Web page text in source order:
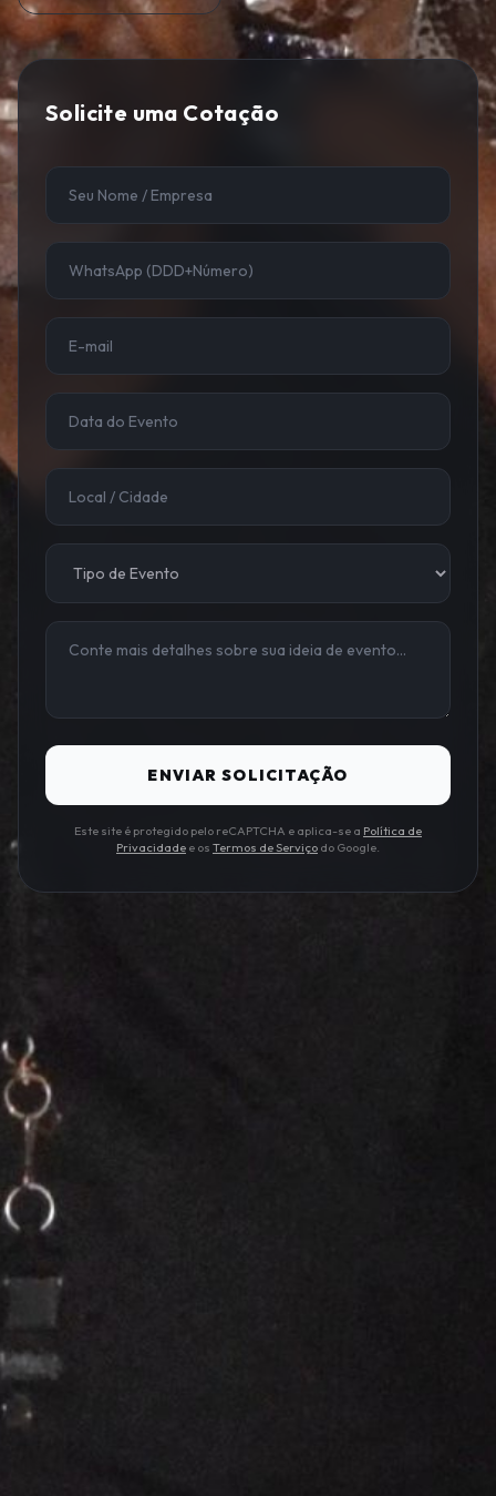
Solicite uma Cotação
ENVIAR SOLICITAÇÃO
Este site é protegido pelo reCAPTCHA e aplica-se a Política de
Privacidade e os Termos de Serviço do Google.